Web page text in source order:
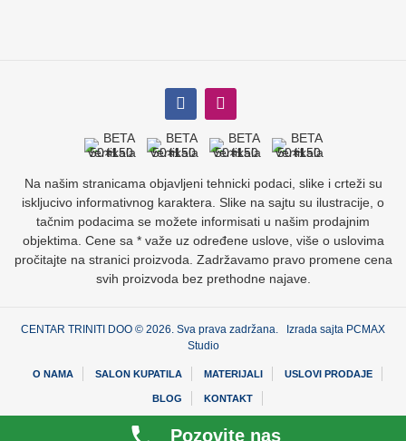
Na našim stranicama objavljeni tehnicki podaci, slike i crteži su
iskljucivo informativnog karaktera. Slike na sajtu su ilustracije, o
tačnim podacima se možete informisati u našim prodajnim
objektima. Cene sa * važe uz određene uslove, više o uslovima
pročitajte na stranici proizvoda. Zadržavamo pravo promene cena
svih proizvoda bez prethodne najave.
CENTAR TRINITI DOO © 2026. Sva prava zadržana. Izrada sajta PCMAX
Studio
O NAMA SALON KUPATILA MATERIJALI USLOVI PRODAJE
BLOG KONTAKT
Pozovite nas